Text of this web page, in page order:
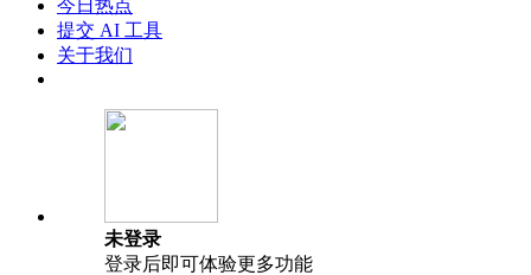
今日热点
提交 AI 工具
关于我们
未登录
登录后即可体验更多功能